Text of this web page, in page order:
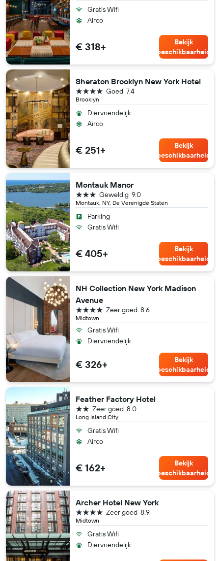
Gratis Wifi
Airco
€ 318+
Bekijk
beschikbaarheid
Sheraton Brooklyn New York Hotel
Brooklyn
7.4
Goed
4 sterren
Diervriendelijk
Airco
€ 251+
Bekijk
beschikbaarheid
Montauk Manor
Montauk, NY, De Verenigde Staten
9.0
Geweldig
3 sterren
Parking
Gratis Wifi
€ 405+
Bekijk
beschikbaarheid
NH Collection New York Madison
Avenue
Midtown
8.6
Zeer goed
4 sterren
Gratis Wifi
Diervriendelijk
€ 326+
Bekijk
beschikbaarheid
Feather Factory Hotel
Long Island City
8.0
Zeer goed
2 sterren
Gratis Wifi
Airco
€ 162+
Bekijk
beschikbaarheid
Archer Hotel New York
Midtown
8.9
Zeer goed
4 sterren
Gratis Wifi
Diervriendelijk